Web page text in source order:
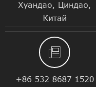
Хуандао, Циндао,
Китай

+86 532 8687 1520